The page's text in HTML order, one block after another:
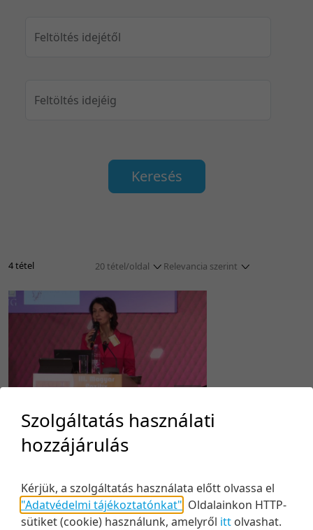
Feltöltés idejétől
Feltöltés idejéig
Keresés
Relevancia szerint
Relevancia szerint
Kezdés/felvétel dátuma szerint
Utolsó módosítás szerint
4 tétel
20 tétel/oldal
5 tétel/oldal
10 tétel/oldal
20 tétel/oldal
50 tétel/oldal
100 tétel/oldal
Háziasszony köszöntője
Közreműködők:
Cser Alexandra
24 2017. november 22.
Szolgáltatás használati
hozzájárulás
Kérjük, a szolgáltatás használata előtt olvassa el
"Adatvédelmi tájékoztatónkat" Oldalainkon HTTP-
sütiket (cookie) használunk, amelyről itt olvashat.